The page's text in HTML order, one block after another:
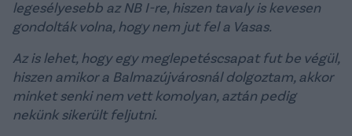
legesélyesebb az NB I-re, hiszen tavaly is kevesen
gondolták volna, hogy nem jut fel a Vasas.
Az is lehet, hogy egy meglepetéscsapat fut be végül,
hiszen amikor a Balmazújvárosnál dolgoztam, akkor
minket senki nem vett komolyan, aztán pedig
nekünk sikerült feljutni.